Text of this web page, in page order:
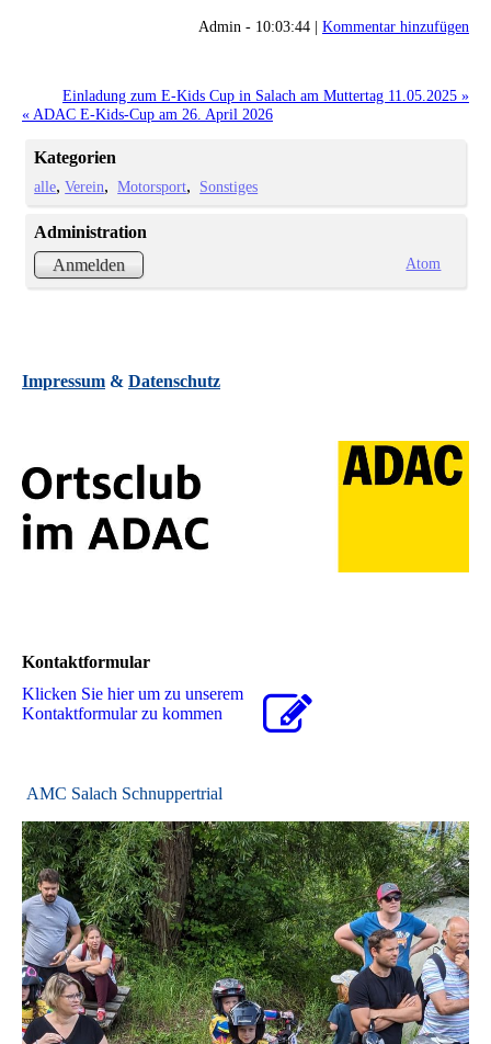
Admin - 10:03:44 | Kommentar hinzufügen
Einladung zum E-Kids Cup in Salach am Muttertag 11.05.2025 »
« ADAC E-Kids-Cup am 26. April 2026
Kategorien
alle Verein Motorsport Sonstiges
Administration
Anmelden
Atom
Impressum & Datenschutz
Kontaktformular
Klicken Sie hier um zu unserem
Kon­takt­for­mu­lar zu kommen
AMC Salach Schnuppertrial